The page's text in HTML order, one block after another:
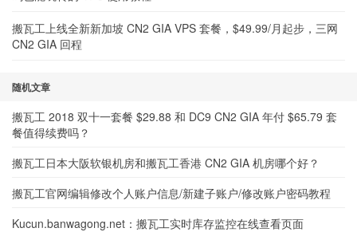
搬瓦工上线全新新加坡 CN2 GIA VPS 套餐，$49.99/月起步，三网
CN2 GIA 回程
随机文章
搬瓦工 2018 双十一套餐 $29.88 和 DC9 CN2 GIA 年付 $65.79 套
餐值得续费吗？
搬瓦工日本大阪软银机房和搬瓦工香港 CN2 GIA 机房哪个好？
搬瓦工官网编辑修改个人账户信息/新建子账户/修改账户密码教程
Kucun.banwagong.net：搬瓦工实时库存监控在线查看页面